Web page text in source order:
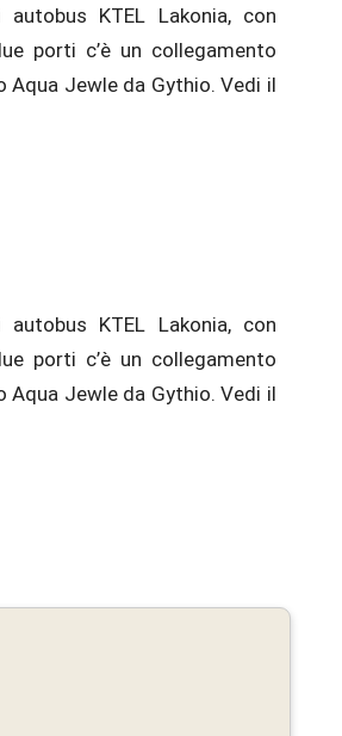
KTEL Lakonia, con
porti c’è un collegamento
Jewle da Gythio. Vedi il
KTEL Lakonia, con
porti c’è un collegamento
Jewle da Gythio. Vedi il